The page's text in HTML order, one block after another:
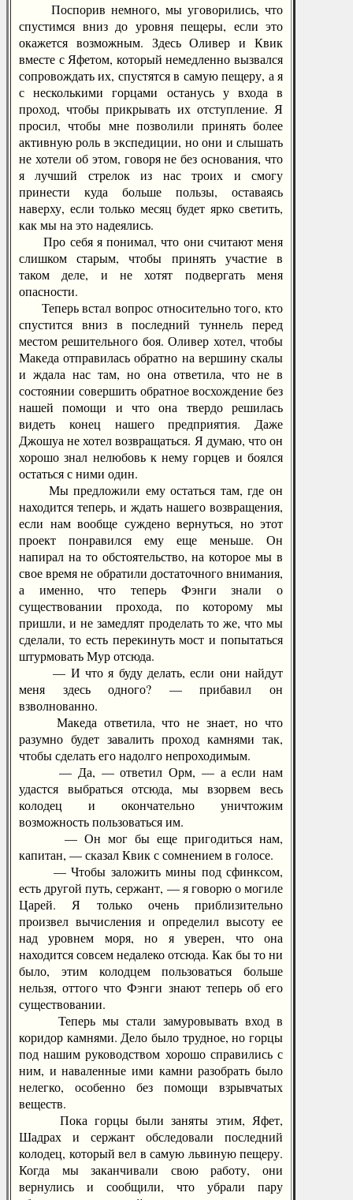
Поспорив немного, мы уговорились, что
спустимся вниз до уровня пещеры, если это
окажется возможным. Здесь Оливер и Квик
вместе с Яфетом, который немедленно вызвался
сопровождать их, спустятся в самую пещеру, а я
с несколькими горцами останусь у входа в
проход, чтобы прикрывать их отступление. Я
просил, чтобы мне позволили принять более
активную роль в экспедиции, но они и слышать
не хотели об этом, говоря не без основания, что
я лучший стрелок из нас троих и смогу
принести куда больше пользы, оставаясь
наверху, если только месяц будет ярко светить,
как мы на это надеялись.
Про себя я понимал, что они считают меня
слишком старым, чтобы принять участие в
таком деле, и не хотят подвергать меня
опасности.
Теперь встал вопрос относительно того, кто
спустится вниз в последний туннель перед
местом решительного боя. Оливер хотел, чтобы
Македа отправилась обратно на вершину скалы
и ждала нас там, но она ответила, что не в
состоянии совершить обратное восхождение без
нашей помощи и что она твердо решилась
видеть конец нашего предприятия. Даже
Джошуа не хотел возвращаться. Я думаю, что он
хорошо знал нелюбовь к нему горцев и боялся
остаться с ними один.
Мы предложили ему остаться там, где он
находится теперь, и ждать нашего возвращения,
если нам вообще суждено вернуться, но этот
проект понравился ему еще меньше. Он
напирал на то обстоятельство, на которое мы в
свое время не обратили достаточного внимания,
а именно, что теперь Фэнги знали о
существовании прохода, по которому мы
пришли, и не замедлят проделать то же, что мы
сделали, то есть перекинуть мост и попытаться
штурмовать Мур отсюда.
— И что я буду делать, если они найдут
меня здесь одного? — прибавил он
взволнованно.
Македа ответила, что не знает, но что
разумно будет завалить проход камнями так,
чтобы сделать его надолго непроходимым.
— Да, — ответил Орм, — а если нам
удастся выбраться отсюда, мы взорвем весь
колодец и окончательно уничтожим
возможность пользоваться им.
— Он мог бы еще пригодиться нам,
капитан, — сказал Квик с сомнением в голосе.
— Чтобы заложить мины под сфинксом,
есть другой путь, сержант, — я говорю о могиле
Царей. Я только очень приблизительно
произвел вычисления и определил высоту ее
над уровнем моря, но я уверен, что она
находится совсем недалеко отсюда. Как бы то ни
было, этим колодцем пользоваться больше
нельзя, оттого что Фэнги знают теперь об его
существовании.
Теперь мы стали замуровывать вход в
коридор камнями. Дело было трудное, но горцы
под нашим руководством хорошо справились с
ним, и наваленные ими камни разобрать было
нелегко, особенно без помощи взрывчатых
веществ.
Пока горцы были заняты этим, Яфет,
Шадрах и сержант обследовали последний
колодец, который вел в самую львиную пещеру.
Когда мы заканчивали свою работу, они
вернулись и сообщили, что убрали пару